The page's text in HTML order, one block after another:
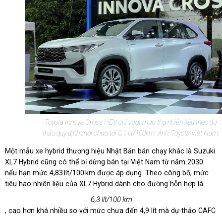
Toyota Innova Cross HEV chỉ vượt mức thụ nhiên liệu theo dự
thảo quy định mới chưa tới 0,1 lít/100km. Ảnh: Toyota Việt Nam.
Một mẫu xe hybrid thương hiệu Nhật Bản bán chạy khác là Suzuki
XL7 Hybrid cũng có thể bị dừng bán tại Việt Nam từ năm 2030
nếu hạn mức 4,83 lít/100 km được áp dụng. Theo công bố, mức
tiêu hao nhiên liệu của XL7 Hybrid dành cho đường hỗn hợp là
6,3 lít/100 km
, cao hơn khá nhiều so với mức chưa đến 4,9 lít mà dự thảo CAFC